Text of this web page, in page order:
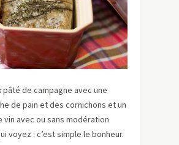
pâté de campagne avec une
de pain et des cornichons et un
avec ou sans modération
voyez : c’est simple le bonheur.